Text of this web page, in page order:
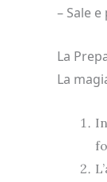
– Sale
La
La